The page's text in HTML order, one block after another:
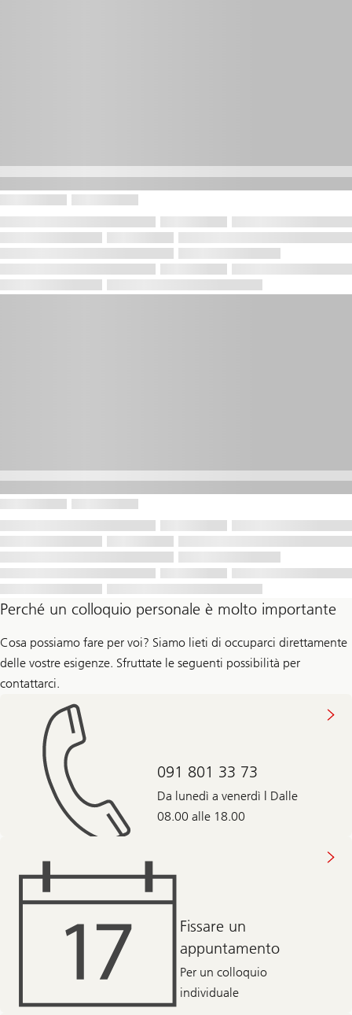
Perché un colloquio personale è molto importante
Cosa possiamo fare per voi? Siamo lieti di occuparci direttamente
delle vostre esigenze. Sfruttate le seguenti possibilità per
contattarci.
091 801 33 73
Da lunedì a venerdì | Dalle
08.00 alle 18.00
Fissare un
appuntamento
Per un colloquio
individuale